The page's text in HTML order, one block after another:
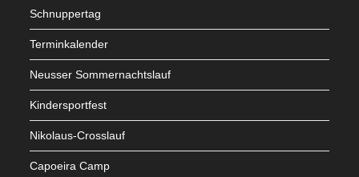
Schnuppertag
Terminkalender
Neusser Sommernachtslauf
Kindersportfest
Nikolaus-Crosslauf
Capoeira Camp